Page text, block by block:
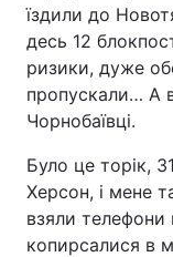
їздили до
десь 12
ризики, дуже
пропускали… А
Чорнобаївці.
Було це торік,
Херсон, і мене
взяли телефони
копирсалися в